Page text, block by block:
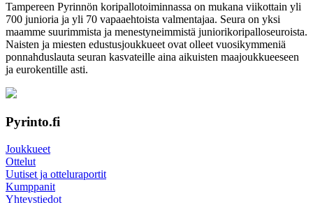
Tampereen Pyrinnön kori­pallo­toimin­nassa on mukana viikottain yli
700 junioria ja yli 70 vapaa­ehtoista valmen­tajaa. Seura on yksi
maamme suurim­mista ja menes­tyneim­mistä juni­ori­kori­pallo­seuroista.
Naisten ja miesten edustus­joukkueet ovat olleet vuosi­kymmeniä
ponnahdus­lauta seuran kasvateille aina aikuisten maa­joukkueeseen
ja euro­kentille asti.
Pyrinto.fi
Joukkueet
Ottelut
Uutiset ja otteluraportit
Kumppanit
Yhteystiedot